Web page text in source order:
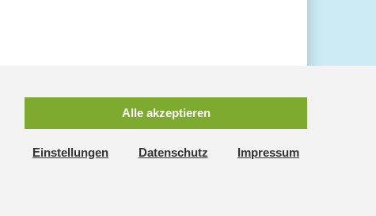
Alle akzeptieren
Einstellungen Datenschutz Impressum